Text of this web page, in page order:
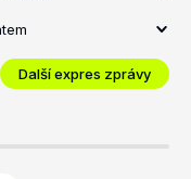
Další expres zprávy